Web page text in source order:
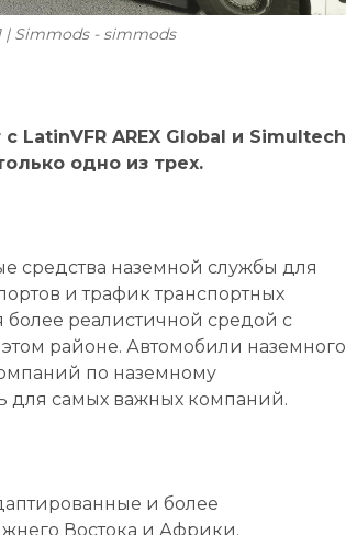
| Simmods - simmods
AREX Global и Simultech
одно из трех.
средства наземной службы для
и трафик транспортных
более реалистичной средой с
районе. Автомобили наземного
по наземному
для самых важных компаний.
и более
Востока и Африки.